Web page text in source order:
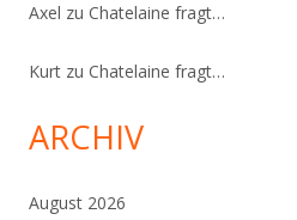
Axel zu Chatelaine fragt…
Kurt zu Chatelaine fragt…
ARCHIV
August 2026